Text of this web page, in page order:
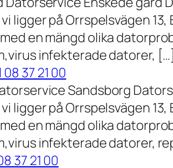
ligger på Orrspelsvägen
en mängd olika
infekterade datorer, […]
37 21 00
Sandsborg
ligger på Orrspelsvägen
en mängd olika
infekterade datorer,
37 21 00